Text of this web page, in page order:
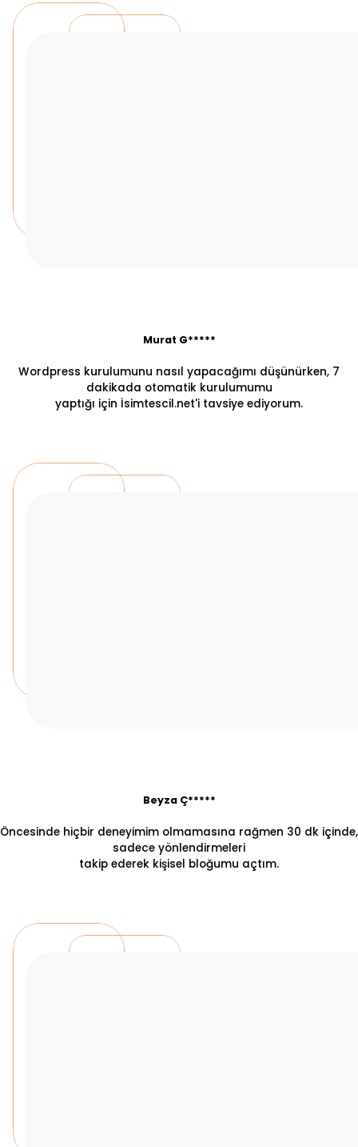
Murat G*****
Wordpress kurulumunu nasıl yapacağımı düşünürken, 7
dakikada otomatik kurulumumu
yaptığı için İsimtescil.net'i tavsiye ediyorum.
Beyza Ç*****
Öncesinde hiçbir deneyimim olmamasına rağmen 30 dk içinde,
sadece yönlendirmeleri
takip ederek kişisel bloğumu açtım.